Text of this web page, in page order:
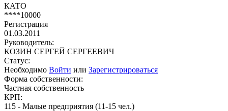
КАТО
****10000
Регистрация
01.03.2011
Руководитель:
КОЗИН СЕРГЕЙ СЕРГЕЕВИЧ
Статус:
Необходимо Войти или Зарегистрироваться
Форма собственности:
Частная собственность
КРП:
115 - Малые предприятия (11-15 чел.)